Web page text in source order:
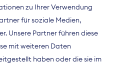
zu Ihrer Verwendung
für soziale Medien,
Unsere Partner führen diese
mit weiteren Daten
haben oder die sie im